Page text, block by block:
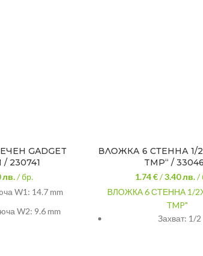
GADGET
230741
лв. / бр.
W1: 14.7 mm
W2: 9.6 mm
ВЛОЖКА 6 СТЕННА 1/
TMP“ /
1.74 €/3.40лв. /
ВЛОЖКА 6 СТЕННА 1/
TMP"
Захват: 1/2